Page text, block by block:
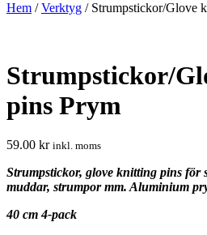
Hem /Verktyg / Strumpstickor/Glove
Strumpstickor/
pins Prym
59.00 kr inkl. moms
Strumpstickor, glove knitting pins för
muddar, strumpor mm. Aluminium
40 cm 4-pack